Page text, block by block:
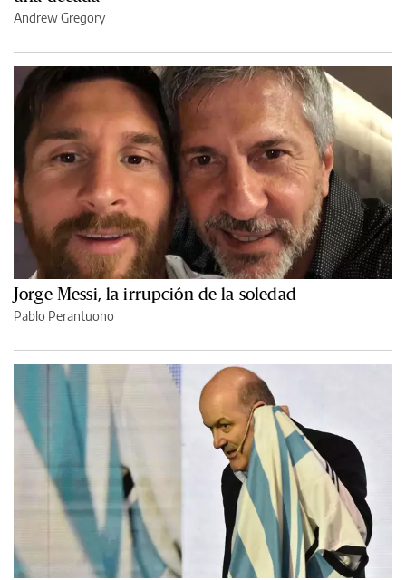
Andrew Gregory
Jorge Messi, la irrupción de la soledad
Pablo Perantuono